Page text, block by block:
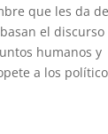
que les da
el discurso
humanos y
a los